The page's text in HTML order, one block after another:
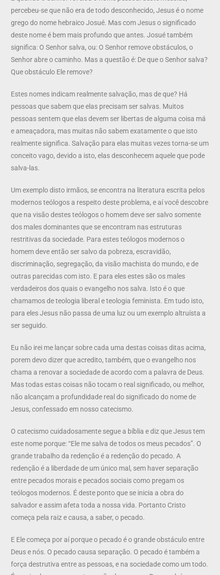
percebeu-se que não era de todo desconhecido, Jesus é o nome
grego do nome hebraico Josué. Mas com Jesus o significado
deste nome é bem mais profundo que antes. Josué também
significa: O Senhor salva, ou: O Senhor remove obstáculos, o
Senhor abre o caminho. Mas a questão é: De que o Senhor salva?
Que obstáculo Ele remove?
Estes nomes indicam realmente salvação, mas de que? Há
pessoas que sabem que elas precisam ser salvas. Muitos
pessoas sentem que elas devem ser libertas de alguma coisa má
e ameaçadora, mas muitas não sabem exatamente o que isto
realmente significa. Salvação para elas muitas vezes torna-se um
conceito vago, devido a isto, elas desconhecem aquele que pode
salva-las.
Um exemplo disto irmãos, se encontra na literatura escrita pelos
modernos teólogos a respeito deste problema, e aí você descobre
que na visão destes teólogos o homem deve ser salvo somente
dos males dominantes que se encontram nas estruturas
restritivas da sociedade. Para estes teólogos modernos o
homem deve então ser salvo da pobreza, escravidão,
discriminação, segregação, da visão machista do mundo, e de
outras parecidas com isto. E para eles estes são os males
verdadeiros dos quais o evangelho nos salva. Isto é o que
chamamos de teologia liberal e teologia feminista. Em tudo isto,
para eles Jesus não passa de uma luz ou um exemplo altruísta a
ser seguido.
Eu não irei me lançar sobre cada uma destas coisas ditas acima,
porem devo dizer que acredito, também, que o evangelho nos
chama a renovar a sociedade de acordo com a palavra de Deus.
Mas todas estas coisas não tocam o real significado, ou melhor,
não alcançam a profundidade real do significado do nome de
Jesus, confessado em nosso catecismo.
O catecismo cuidadosamente segue a bíblia e diz que Jesus tem
este nome porque: “Ele me salva de todos os meus pecados”. O
grande trabalho da redenção é a redenção do pecado. A
redenção é a liberdade de um único mal, sem haver separação
entre pecados morais e pecados sociais como pregam os
teólogos modernos. É deste ponto que se inicia a obra do
salvador e assim afeta toda a nossa vida. Portanto Cristo
começa pela raiz e causa, a saber, o pecado.
E Ele começa por aí porque o pecado é o grande obstáculo entre
Deus e nós. O pecado causa separação. O pecado é também a
força destrutiva entre as pessoas, e na sociedade como um todo.